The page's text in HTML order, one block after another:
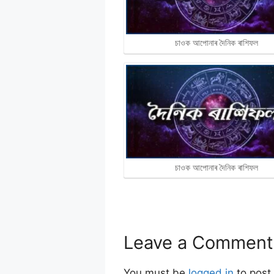
চাওক আপোনাৰ দৈনিক ৰাশিফল
চাওক আপোনাৰ দৈনিক ৰাশিফল
Leave a Comment